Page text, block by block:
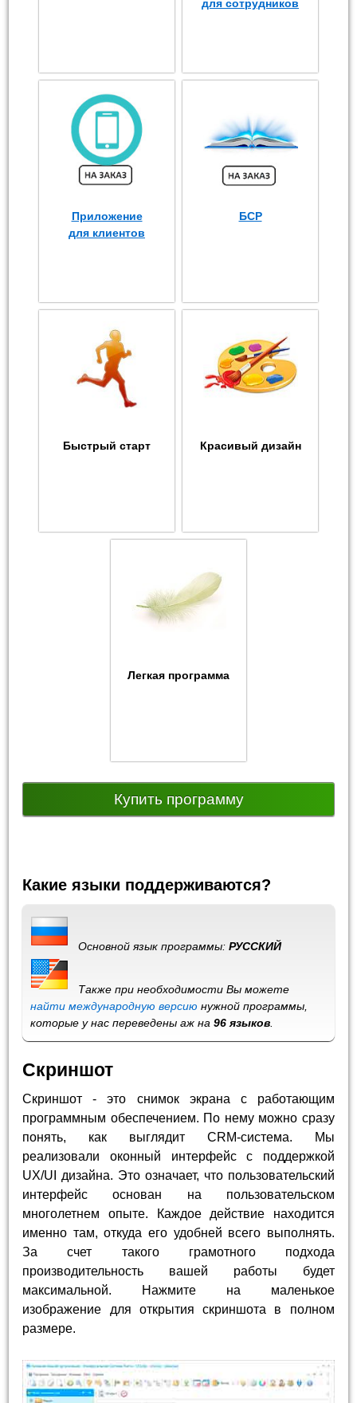
для сотрудников
Приложение
для клиентов
БСР
Быстрый старт Красивый дизайн
Легкая программа
Купить программу
Какие языки поддерживаются?
Основной язык программы:РУССКИЙ
Также при необходимости Вы можете
найти международную версию нужной программы,
которые у нас переведены аж на96 языков
Скриншот
Скриншот - это снимок экрана с работающим
программным обеспечением. По нему можно сразу
понять, как выглядит CRM-система. Мы
реализовали оконный интерфейс с поддержкой
UX/UI дизайна. Это означает, что пользовательский
интерфейс основан на пользовательском
многолетнем опыте. Каждое действие находится
именно там, откуда его удобней всего выполнять.
За счет такого грамотного подхода
производительность вашей работы будет
максимальной. Нажмите на маленькое
изображение для открытия скриншота в полном
размере.